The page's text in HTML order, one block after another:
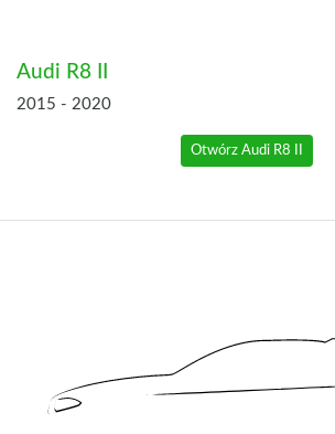
Audi R8 II
2015 - 2020
Otwórz Audi R8 II